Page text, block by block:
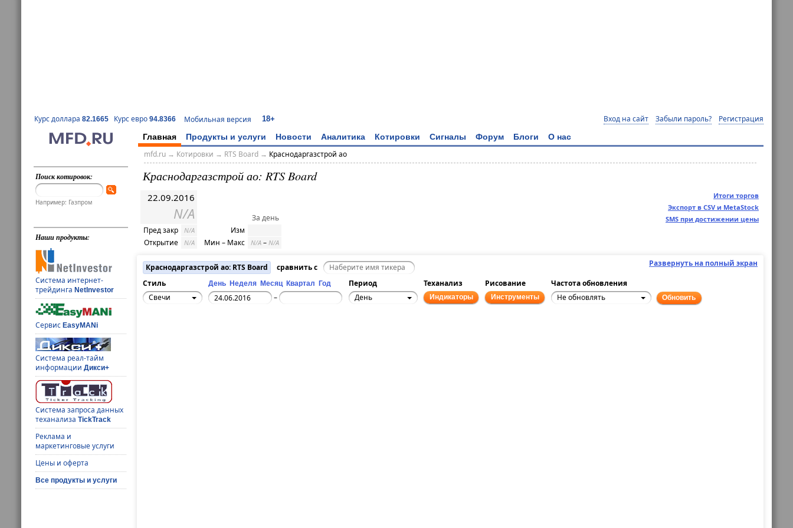
Курс доллара 82.1665 Курс евро 94.8366 Мобильная версия 18+ Вход на сайт Забыли пароль? Регистрация
Главная Продукты и услуги Новости Аналитика Котировки Сигналы Форум Блоги О нас
Поиск котировок:
Например: Газпром
Наши продукты:
Система интернет-
трейдингаNetInvestor
СервисEasyMANi
Система реал-тайм
информацииДикси+
Система запроса данных
теханализаTickTrack
Реклама и
маркетинговые услуги
Цены и оферта
Все продукты и услуги
mfd.ru→ Котировки → RTS Board→ Краснодаргазстрой ао
Краснодаргазстрой ао: RTS Board
Итоги торгов
Экспорт в CSV и MetaStock
SMS при достижении цены
22.09.2016
N/A
Пред закр N/A
Открытие N/A
За день
Изм
Мин – Макс
N/A – N/A
Развернуть на полный экран
Краснодаргазстрой ао: RTS Board
сравнить с
Стиль
День Неделя Месяц Квартал Год Период Теханализ Рисование
Частота обновления
Свечи
– День Индикаторы Инструменты Не обновлять Обновить